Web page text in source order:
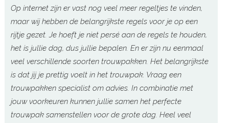
Op internet zijn er vast nog veel meer regeltjes te vinden,
maar wij hebben de belangrijkste regels voor je op een
rijtje gezet. Je hoeft je niet persé aan de regels te houden,
het is jullie dag, dus jullie bepalen. En er zijn nu eenmaal
veel verschillende soorten trouwpakken. Het belangrijkste
is dat jij je prettig voelt in het trouwpak. Vraag een
trouwpakken specialist om advies. In combinatie met
jouw voorkeuren kunnen jullie samen het perfecte
trouwpak samenstellen voor de grote dag. Heel veel